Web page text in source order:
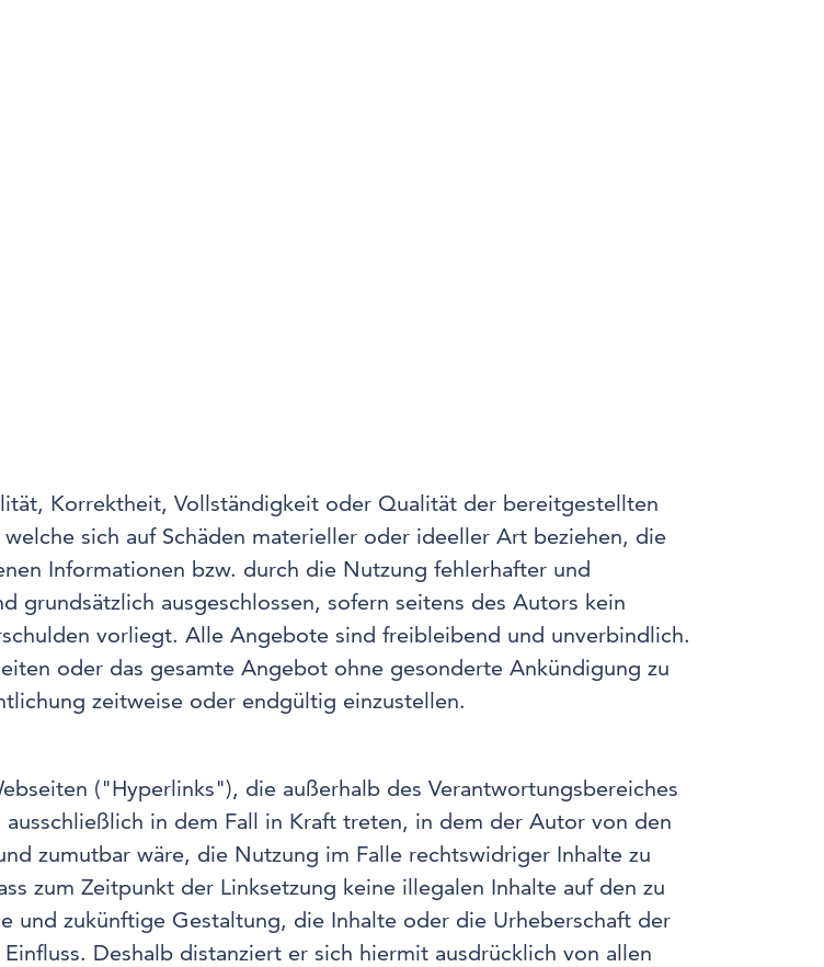
Korrektheit, Vollständigkeit oder Qualität der bereitgestellten
sich auf Schäden materieller oder ideeller Art beziehen, die
Informationen bzw. durch die Nutzung fehlerhafter und
grundsätzlich ausgeschlossen, sofern seitens des Autors kein
vorliegt. Alle Angebote sind freibleibend und unverbindlich.
oder das gesamte Angebot ohne gesonderte Ankündigung zu
zeitweise oder endgültig einzustellen.
("Hyperlinks"), die außerhalb des Verantwortungsbereiches
in dem Fall in Kraft treten, in dem der Autor von den
zumutbar wäre, die Nutzung im Falle rechtswidriger Inhalte zu
zum Zeitpunkt der Linksetzung keine illegalen Inhalte auf den zu
und zukünftige Gestaltung, die Inhalte oder die Urheberschaft der
Deshalb distanziert er sich hiermit ausdrücklich von allen